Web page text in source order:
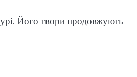
Його твори продовжують